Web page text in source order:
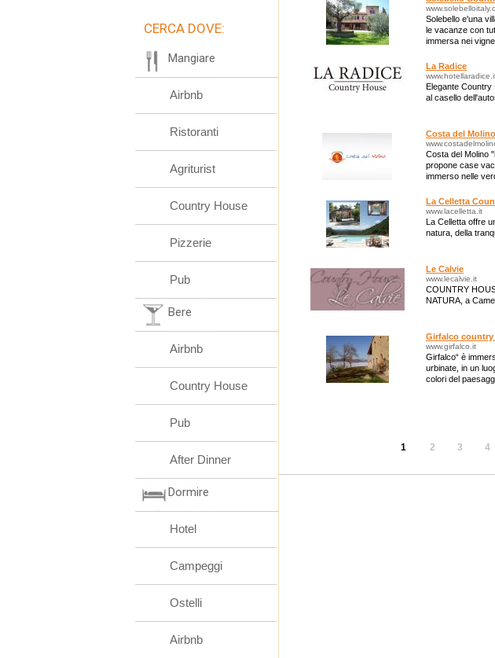
Solebello e'una
le vacanze con
immersa nei
La Radice
Elegante Country
al casello
Costa del Molino
Costa del Molino
propone case
immerso nelle
La Celletta
www.lacelletta.it
La Celletta offre
natura, della
Le Calvie
www.lecalvie.it
COUNTRY
NATURA, a
Girfalco country
www.girfalco.it
Girfalco“ è
urbinate, in un
colori del
1 2 3 4
CERCA DOVE:
Mangiare
Airbnb
Ristoranti
Agriturist
Country House
Pizzerie
Pub
Bere
Airbnb
Country House
Pub
After Dinner
Dormire
Hotel
Campeggi
Ostelli
Airbnb